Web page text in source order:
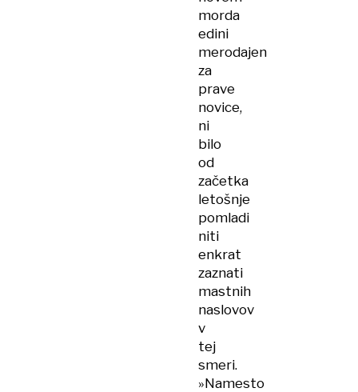
morda
edini
merodajen
za
prave
novice,
ni
bilo
od
začetka
letošnje
pomladi
niti
enkrat
zaznati
mastnih
naslovov
v
tej
smeri.
»Namesto